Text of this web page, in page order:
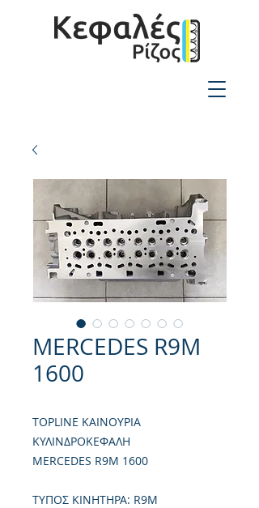
MERCEDES R9M
1600
TOPLINE ΚΑΙΝΟΥΡΙΑ
ΚΥΛΙΝΔΡΟΚΕΦΑΛΗ
MERCEDES R9M 1600
TΥΠΟΣ ΚΙΝΗΤΗΡΑ: R9M